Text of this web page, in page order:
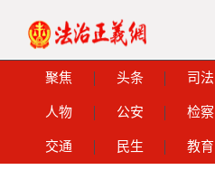
聚焦 头条 司法
人物 公安 检察
交通 民生 教育